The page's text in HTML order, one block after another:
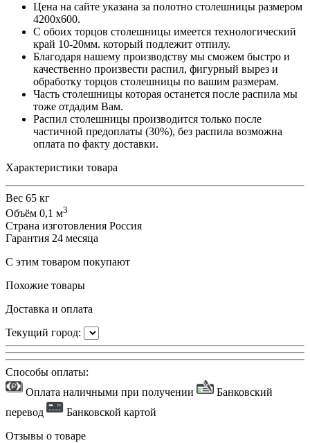
Цена на сайте указана за полотно столешницы размером
4200х600.
С обоих торцов столешницы имеется технологический
край 10-20мм. который подлежит отпилу.
Благодаря нашему производству мы сможем быстро и
качественно произвести распил, фигурный вырез и
обработку торцов столешницы по вашим размерам.
Часть столешницы которая останется после распила мы
тоже отдадим Вам.
Распил столешницы производится только после
частичной предоплаты (30%), без распила возможна
оплата по факту доставки.
Характеристики товара
Вес 65 кг
Объём 0,1 м3
Страна изготовления Россия
Гарантия 24 месяца
С этим товаром покупают
Похожие товары
Доставка и оплата
Текущий город:
Способы оплаты:
Оплата наличными при получении
Банковский
перевод
Банковской картой
Отзывы о товаре